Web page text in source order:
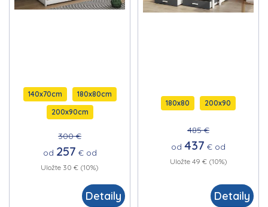
140x70cm
180x80cm
200x90cm
300 €
od 257 € od
Uložte 30 € (10%)
Detaily
180x80 200x90
485 €
od 437 € od
Uložte 49 € (10%)
Detaily